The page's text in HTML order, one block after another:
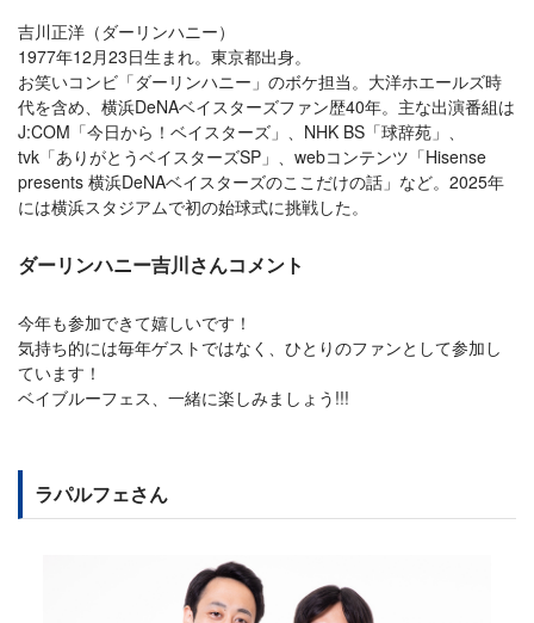
吉川正洋（ダーリンハニー）
1977年12月23日生まれ。東京都出身。
お笑いコンビ「ダーリンハニー」のボケ担当。大洋ホエールズ時
代を含め、横浜DeNAベイスターズファン歴40年。主な出演番組は
J:COM「今日から！ベイスターズ」、NHK BS「球辞苑」、
tvk「ありがとうベイスターズSP」、webコンテンツ「Hisense
presents 横浜DeNAベイスターズのここだけの話」など。2025年
には横浜スタジアムで初の始球式に挑戦した。
ダーリンハニー吉川さんコメント
今年も参加できて嬉しいです！
気持ち的には毎年ゲストではなく、ひとりのファンとして参加し
ています！
ベイブルーフェス、一緒に楽しみましょう!!!
ラパルフェさん